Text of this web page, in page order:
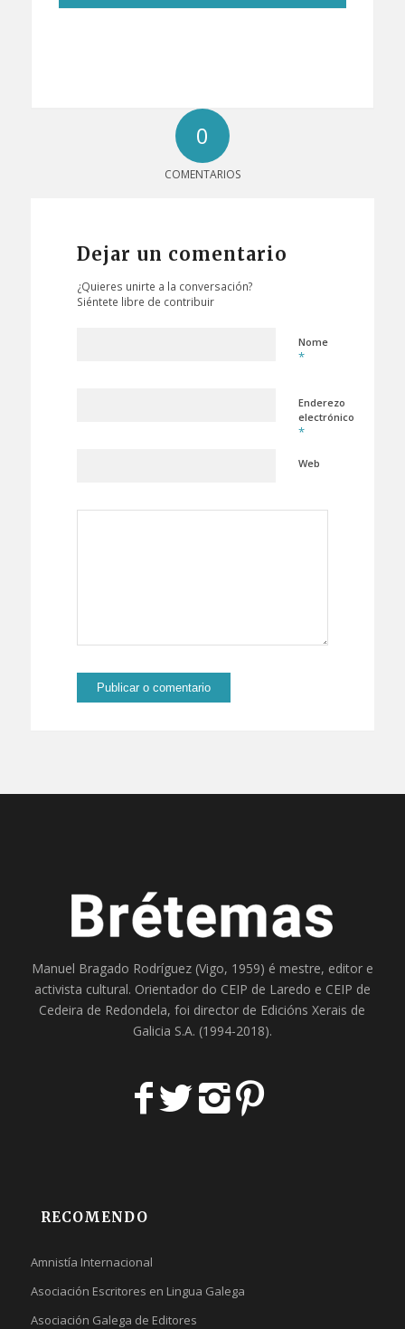
0
COMENTARIOS
Dejar un comentario
¿Quieres unirte a la conversación?
Siéntete libre de contribuir
Nome
*
Enderezo
electrónico
*
Web
Manuel Bragado Rodríguez (Vigo, 1959) é mestre, editor e
activista cultural. Orientador do CEIP de Laredo e CEIP de
Cedeira de Redondela, foi director de Edicións Xerais de
Galicia S.A. (1994-2018).
RECOMENDO
Amnistía Internacional
Asociación Escritores en Lingua Galega
Asociación Galega de Editores